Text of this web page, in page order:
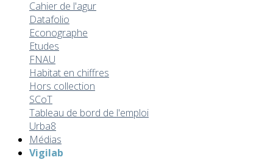
Cahier de l'agur
Datafolio
Econographe
Etudes
FNAU
Habitat en chiffres
Hors collection
SCoT
Tableau de bord de l'emploi
Urba8
Médias
Vigilab